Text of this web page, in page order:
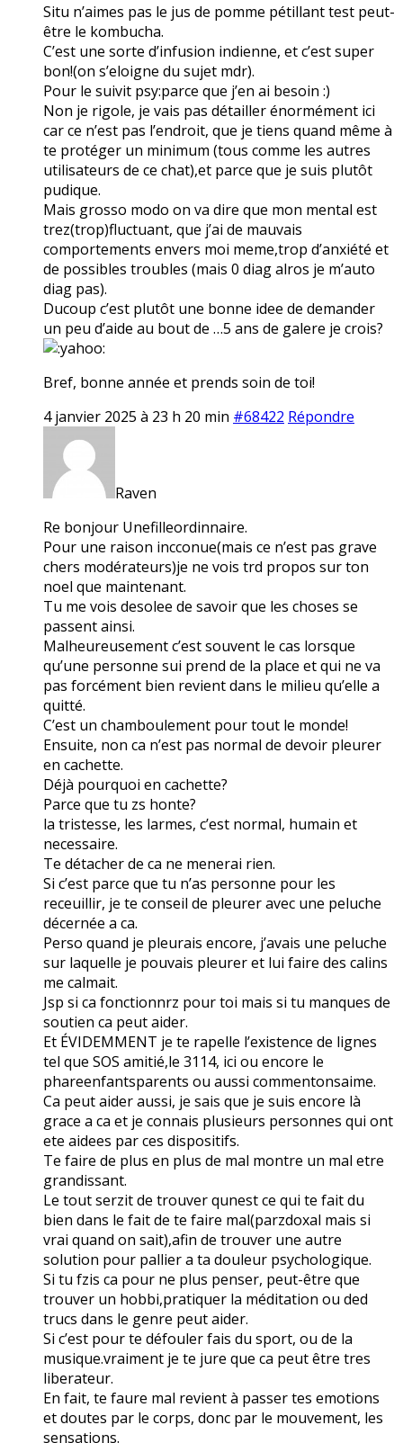
Situ n’aimes pas le jus de pomme pétillant test peut-
être le kombucha.
C’est une sorte d’infusion indienne, et c’est super
bon!(on s’eloigne du sujet mdr).
Pour le suivit psy:parce que j’en ai besoin :)
Non je rigole, je vais pas détailler énormément ici
car ce n’est pas l’endroit, que je tiens quand même à
te protéger un minimum (tous comme les autres
utilisateurs de ce chat),et parce que je suis plutôt
pudique.
Mais grosso modo on va dire que mon mental est
trez(trop)fluctuant, que j’ai de mauvais
comportements envers moi meme,trop d’anxiété et
de possibles troubles (mais 0 diag alros je m’auto
diag pas).
Ducoup c’est plutôt une bonne idee de demander
un peu d’aide au bout de …5 ans de galere je crois?
Bref, bonne année et prends soin de toi!
4 janvier 2025 à 23 h 20 min #68422 Répondre
Raven
Re bonjour Unefilleordinnaire.
Pour une raison incconue(mais ce n’est pas grave
chers modérateurs)je ne vois trd propos sur ton
noel que maintenant.
Tu me vois desolee de savoir que les choses se
passent ainsi.
Malheureusement c’est souvent le cas lorsque
qu’une personne sui prend de la place et qui ne va
pas forcément bien revient dans le milieu qu’elle a
quitté.
C’est un chamboulement pour tout le monde!
Ensuite, non ca n’est pas normal de devoir pleurer
en cachette.
Déjà pourquoi en cachette?
Parce que tu zs honte?
la tristesse, les larmes, c’est normal, humain et
necessaire.
Te détacher de ca ne menerai rien.
Si c’est parce que tu n’as personne pour les
receuillir, je te conseil de pleurer avec une peluche
décernée a ca.
Perso quand je pleurais encore, j’avais une peluche
sur laquelle je pouvais pleurer et lui faire des calins
me calmait.
Jsp si ca fonctionnrz pour toi mais si tu manques de
soutien ca peut aider.
Et ÉVIDEMMENT je te rapelle l’existence de lignes
tel que SOS amitié,le 3114, ici ou encore le
phareenfantsparents ou aussi commentonsaime.
Ca peut aider aussi, je sais que je suis encore là
grace a ca et je connais plusieurs personnes qui ont
ete aidees par ces dispositifs.
Te faire de plus en plus de mal montre un mal etre
grandissant.
Le tout serzit de trouver qunest ce qui te fait du
bien dans le fait de te faire mal(parzdoxal mais si
vrai quand on sait),afin de trouver une autre
solution pour pallier a ta douleur psychologique.
Si tu fzis ca pour ne plus penser, peut-être que
trouver un hobbi,pratiquer la méditation ou ded
trucs dans le genre peut aider.
Si c’est pour te défouler fais du sport, ou de la
musique.vraiment je te jure que ca peut être tres
liberateur.
En fait, te faure mal revient à passer tes emotions
et doutes par le corps, donc par le mouvement, les
sensations.